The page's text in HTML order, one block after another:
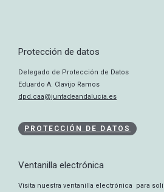
Protección de datos
Delegado de Protección de Datos
Eduardo A. Clavijo Ramos
dpd.caa@juntadeandalucia.es
PROTECCIÓN DE DATOS
Ventanilla electrónica
Visita nuestra ventanilla electrónica para